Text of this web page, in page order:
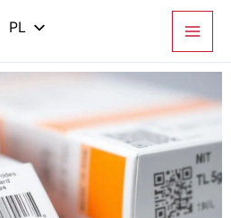
PL
EN
IT
ZH